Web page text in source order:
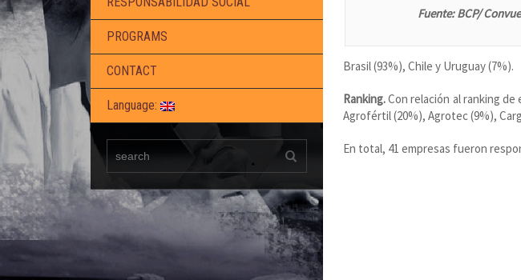
PROGRAMS
CONTACT
Language:
Fuente: BCP/ Convue
Brasil (93%), Chile y Uruguay (7%).
Ranking.Con relación al ranking
Agrofértil (20%), Agrotec (9%),
En total, 41 empresas fueron